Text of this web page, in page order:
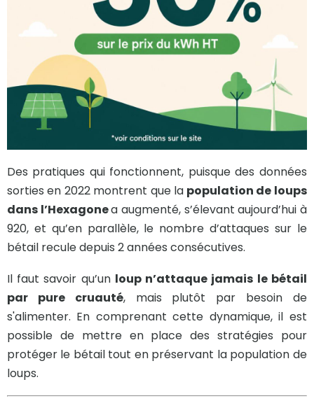
Des pratiques qui fonctionnent, puisque des données
sorties en 2022 montrent que la population de loups
dans l’Hexagonea augmenté, s’élevant aujourd’hui à
920, et qu’en parallèle, le nombre d’attaques sur le
bétail recule depuis 2 années consécutives.
Il faut savoir qu’un loup n’attaque jamais le bétail
par pure cruauté, mais plutôt par besoin de
s'alimenter. En comprenant cette dynamique, il est
possible de mettre en place des stratégies pour
protéger le bétail tout en préservant la population de
loups.